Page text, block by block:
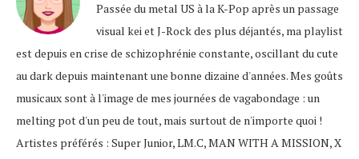
Passée du metal US à la K-Pop après un passage
visual kei et J-Rock des plus déjantés, ma playlist
est depuis en crise de schizophrénie constante, oscillant du cute
au dark depuis maintenant une bonne dizaine d'années. Mes goûts
musicaux sont à l'image de mes journées de vagabondage : un
melting pot d'un peu de tout, mais surtout de n'importe quoi !
Artistes préférés : Super Junior, LM.C, MAN WITH A MISSION, X